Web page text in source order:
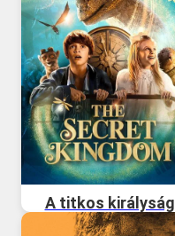
A titkos királyság